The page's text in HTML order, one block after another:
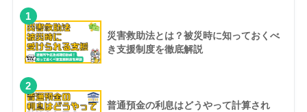
1
災害救助法とは？被災時に知っておくべ
き支援制度を徹底解説
2
普通預金の利息はどうやって計算され